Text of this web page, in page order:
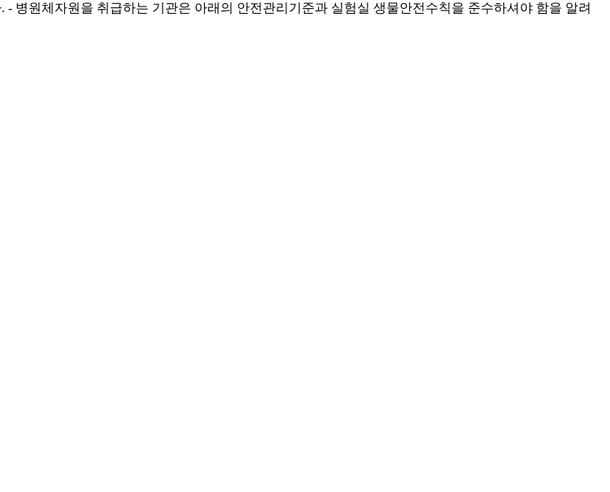
병원체자원을 취급하는 기관은 아래의 안전관리기준과 실험실 생물안전수칙을 준수하셔야 함을 알려